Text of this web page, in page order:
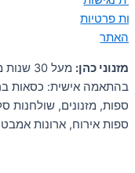
פרטיות
האתר
מזנוני כהן:
מעל 30
בהתאמה אישית: כסאות
ספות, מזנונים, שולחנות
ספות אירוח, ארונות